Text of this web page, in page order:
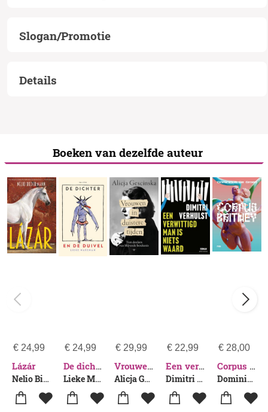
Slogan/Promotie
Details
Boeken van dezelfde auteur
€24,99
Lázár
Nelio Biedermann
€24,99
De dichter en de duivel
Lieke Marsman
€ 29,99
Vrouwen in duistere tijden
Alicja Gescinska
€ 22,99
Een verwittigd man is niets waard
Dimitri Verhulst
€28,00
Corpus Britney
Dominique De Groen